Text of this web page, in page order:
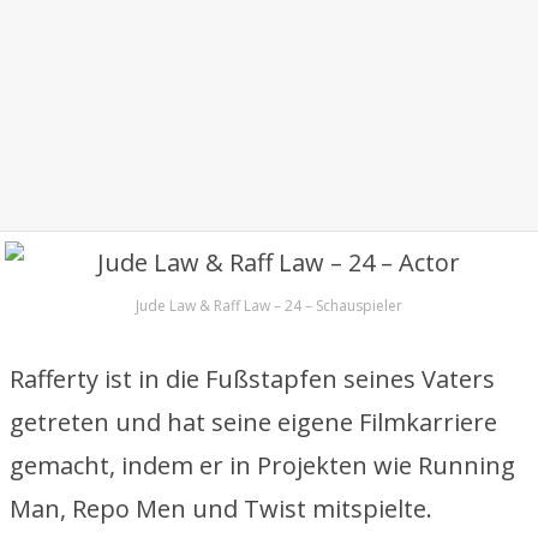
Jude Law & Raff Law – 24 – Schauspieler
Rafferty ist in die Fußstapfen seines Vaters
getreten und hat seine eigene Filmkarriere
gemacht, indem er in Projekten wie Running
Man, Repo Men und Twist mitspielte.